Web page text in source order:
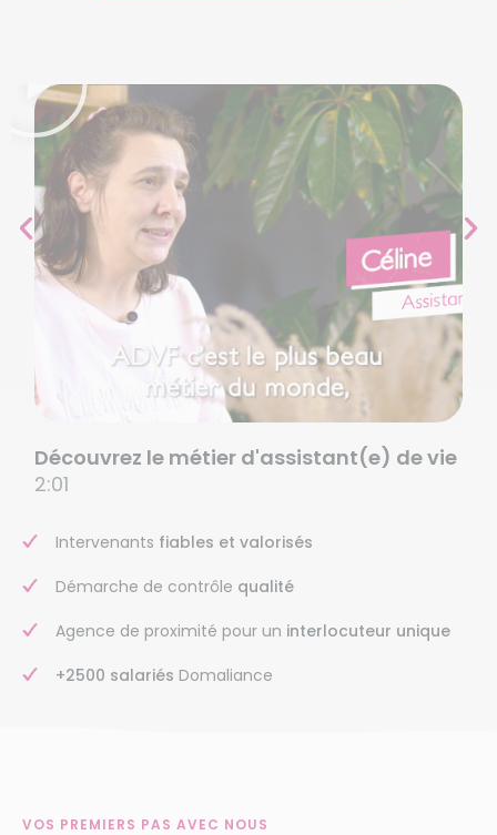
Découvrez le métier d'assistant(e) de vie
2:01
Intervenants fiables et valorisés
Démarche de contrôle qualité
Agence de proximité pour un interlocuteur unique
+2500 salariés Domaliance
VOS PREMIERS PAS AVEC NOUS